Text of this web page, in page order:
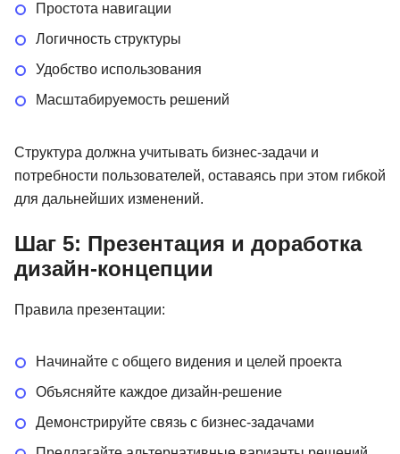
Простота навигации
Логичность структуры
Удобство использования
Масштабируемость решений
Структура должна учитывать бизнес-задачи и
потребности пользователей, оставаясь при этом гибкой
для дальнейших изменений.
Шаг 5: Презентация и доработка
дизайн-концепции
Правила презентации:
Начинайте с общего видения и целей проекта
Объясняйте каждое дизайн-решение
Демонстрируйте связь с бизнес-задачами